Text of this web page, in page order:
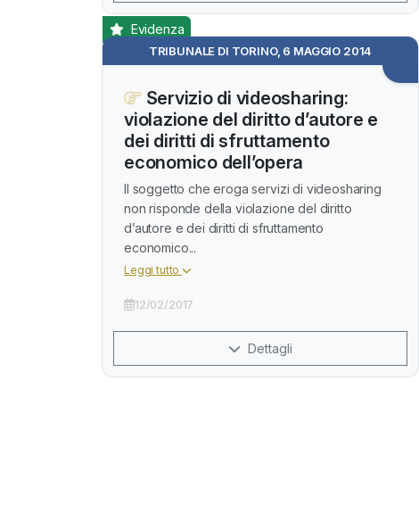
TRIBUNALE DI TORINO, 6 MAGGIO 2014
Evidenza
Servizio di videosharing:
violazione del diritto d’autore e
dei diritti di sfruttamento
economico dell’opera
Il soggetto che eroga servizi di videosharing
non risponde della violazione del diritto
d’autore e dei diritti di sfruttamento
economico...
Leggi tutto
12/02/2017
Dettagli